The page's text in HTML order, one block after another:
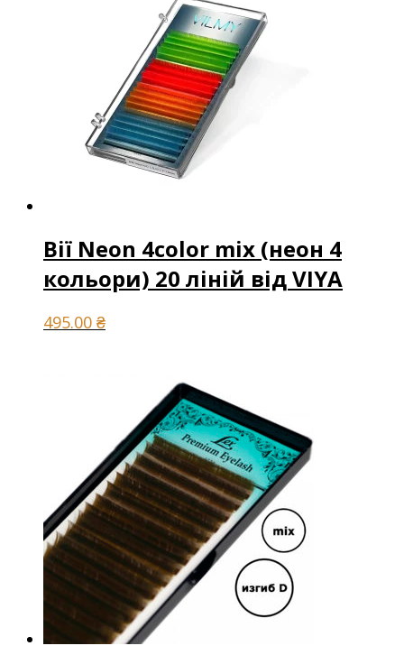
Вії Neon 4color mix (неон 4
кольори) 20 ліній від VIYA
495.00 ₴